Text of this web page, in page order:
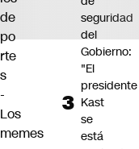
de
po
rte
s
-
Los
memes
seguridad
del
Gobierno:
"El
presidente
Kast
se
está